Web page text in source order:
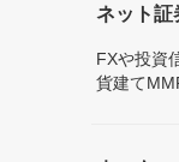
ネット証
FXや投資
貨建て